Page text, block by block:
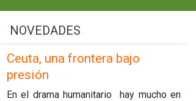
NOVEDADES
Ceuta, una frontera bajo
presión
En el drama humanitario hay mucho en